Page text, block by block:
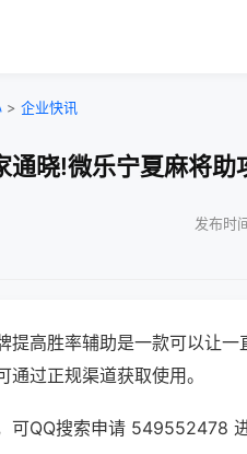
> 企业快讯
通晓!微乐宁夏麻将助
发布时
提高胜率辅助是一款可以让
通过正规渠道获取使用。
可QQ搜索申请 549552478